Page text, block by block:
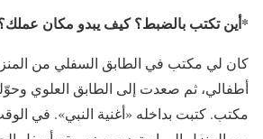
*أين تكتب بالضبط؟ كيف يبدو مكان
كان لي مكتب في الطابق السفلي من
أطفالي، ثم صعدت إلى الطابق العلوي
مكتب. كتبت بداخله «أغنية النبي». في